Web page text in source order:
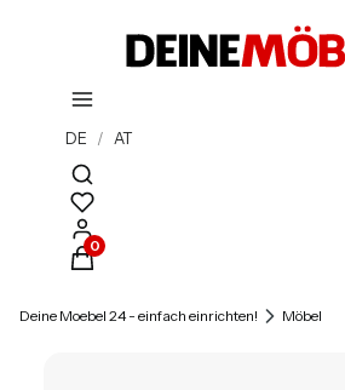
DE / AT
Suchmaschine öffnen
Produkte im Warenkorb: 0.
Deine Moebel 24 - einfach einrichten! Möbel